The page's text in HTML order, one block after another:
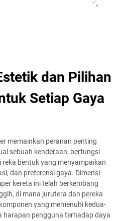
dan Pilihan
Setiap Gaya
memainkan peranan penting
sebuah kenderaan, berfungsi
bentuk yang menyampaikan
dan preferensi gaya. Dimensi
kereta ini telah berkembang
di mana jurutera dan pereka
yang memenuhi kedua-
harapan pengguna terhadap daya